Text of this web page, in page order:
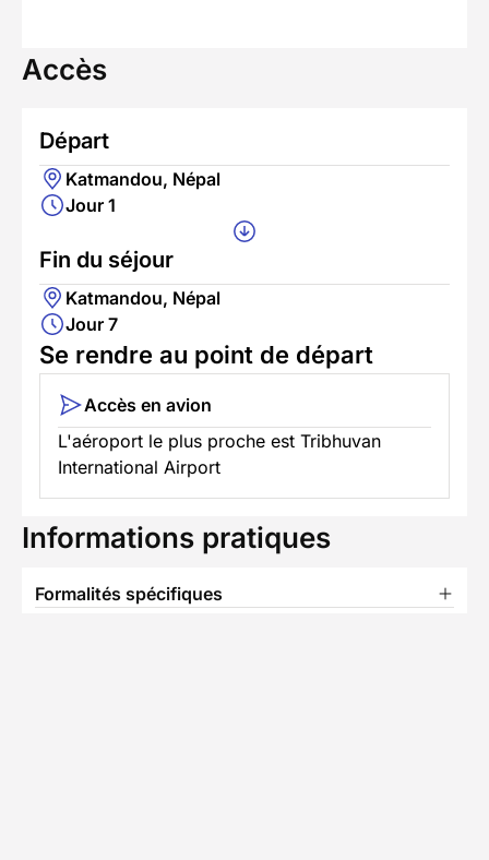
Accès
Départ
Katmandou, Népal
Jour 1
Fin du séjour
Katmandou, Népal
Jour 7
Se rendre au point de départ
Accès en avion
L'aéroport le plus proche est Tribhuvan
International Airport
Informations pratiques
Formalités spécifiques